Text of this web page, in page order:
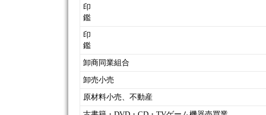
印
印
卸商同業組合
卸売小売
原材料小売、不動産